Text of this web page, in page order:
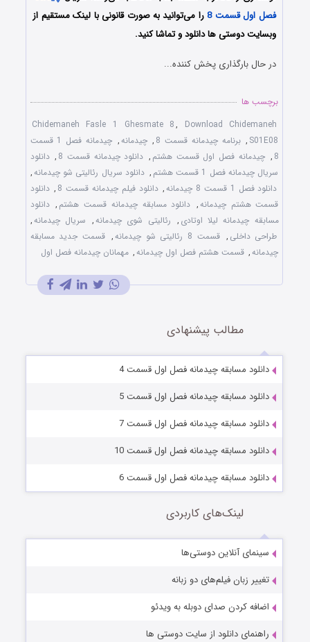
فصل اول قسمت 8 را می‌توانید به صورت قانونی با لینک مستقیم از
وبسایت دوستی ها دانلود و تماشا کنید.
در حال بارگذاری پخش کننده...
برچسب ها
Chidemaneh Fasle 1 Ghesmate 8, Download Chidemaneh
S01E08
, برنامه چیدمانه قسمت 8 , چیدمانه,
چیدمانه فصل 1 قسمت
8
, چیدمانه فصل اول قسمت هشتم , دانلود چیدمانه قسمت 8 , دانلود
سریال چیدمانه فصل 1 قسمت هشتم
, دانلود سریال رئالیتی شو چیدمانه,
دانلود فصل 1 قسمت 8 چیدمانه
, دانلود فیلم چیدمانه قسمت 8 , دانلود
قسمت هشتم چیدمانه, دانلود مسابقه چیدمانه قسمت هشتم , دانلود
مسابقه چیدمانه لیلا اوتادی , رئالیتی شوی چیدمانه, سریال چیدمانه,
طراحی داخلی , قسمت 8 رئالیتی شو چیدمانه , قسمت جدید مسابقه
چیدمانه, قسمت هشتم فصل اول چیدمانه, مهمانان چیدمانه فصل اول
مطالب پیشنهادی
دانلود مسابقه چیدمانه فصل اول قسمت 4
دانلود مسابقه چیدمانه فصل اول قسمت 5
دانلود مسابقه چیدمانه فصل اول قسمت 7
دانلود مسابقه چیدمانه فصل اول قسمت 10
دانلود مسابقه چیدمانه فصل اول قسمت 6
لینک‌های کاربردی
سینمای آنلاین دوستی‌ها
تغییر زبان فیلم‌های دو زبانه
اضافه کردن صدای دوبله به ویدئو
راهنمای دانلود از سایت دوستی ها